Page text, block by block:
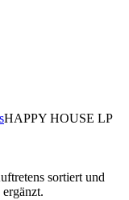
HAPPY HOUSE LP
sortiert und
.